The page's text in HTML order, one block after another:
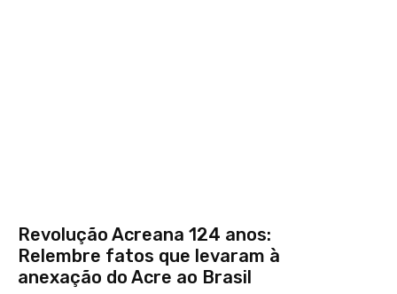
Revolução Acreana 124 anos:
Relembre fatos que levaram à
anexação do Acre ao Brasil